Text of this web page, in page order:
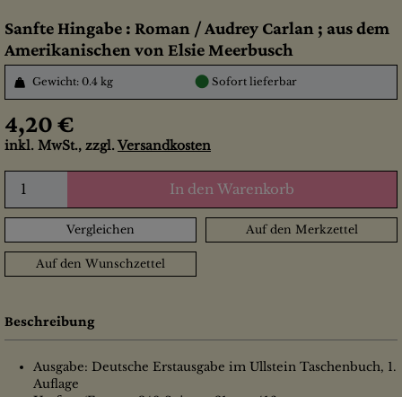
Sanfte Hingabe : Roman / Audrey Carlan ; aus dem
Amerikanischen von Elsie Meerbusch
Gewicht: 0.4 kg ● Sofort lieferbar
4,20 €
inkl. MwSt., zzgl. Versandkosten
In den Warenkorb
Vergleichen Auf den Merkzettel
Auf den Wunschzettel
Beschreibung
Ausgabe: Deutsche Erstausgabe im Ullstein Taschenbuch, 1.
Auflage